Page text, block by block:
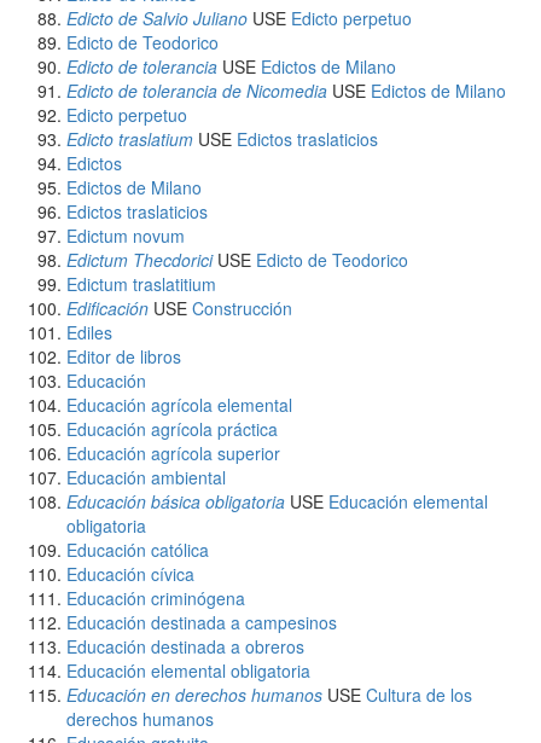
Edicto de Salvio Juliano USE Edicto perpetuo
Edicto de Teodorico
Edicto de tolerancia USE Edictos de Milano
Edicto de tolerancia de Nicomedia USE Edictos de Milano
Edicto perpetuo
Edicto traslatium USE Edictos traslaticios
Edictos
Edictos de Milano
Edictos traslaticios
Edictum novum
Edictum ThecdoriciUSE Edicto de Teodorico
Edictum traslatitium
Edificación USE Construcción
Ediles
Editor de libros
Educación
Educación agrícola elemental
Educación agrícola práctica
Educación agrícola superior
Educación ambiental
Educación básica obligatoria USE Educación elemental
obligatoria
Educación católica
Educación cívica
Educación criminógena
Educación destinada a campesinos
Educación destinada a obreros
Educación elemental obligatoria
Educación en derechos humanos USE Cultura de los
derechos humanos